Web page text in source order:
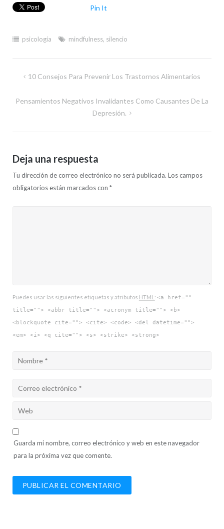
Pin It
psicología mindfulness, silencio
Navegación
entradas
10 Consejos Para Prevenir Los Trastornos Alimentarios
Pensamientos Negativos Invalidantes Como Causantes De La
Depresión.
Deja una respuesta
Tu dirección de correo electrónico no será publicada. Los campos
obligatorios están marcados con *
Puedes usar las siguientes etiquetas y atributos HTML : <a href=""
title=""> <abbr title=""> <acronym title=""> <b>
<blockquote cite=""> <cite> <code> <del datetime="">
<em> <i> <q cite=""> <s> <strike> <strong>
Guarda mi nombre, correo electrónico y web en este navegador
para la próxima vez que comente.